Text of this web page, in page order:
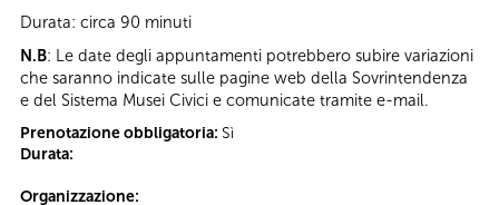
Durata: circa 90 minuti
N.B: Le date degli appuntamenti potrebbero subire variazioni
che saranno indicate sulle pagine web della Sovrintendenza
e del Sistema Musei Civici e comunicate tramite e-mail.
Prenotazione obbligatoria: Sì
Durata:
Organizzazione: